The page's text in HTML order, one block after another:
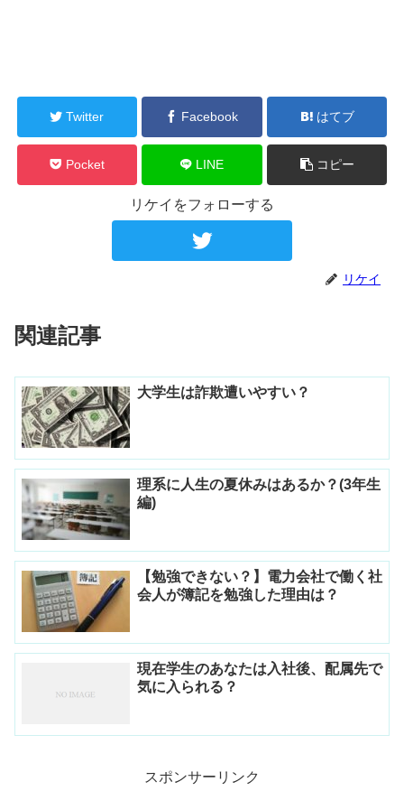
Twitter Facebook はてブ
Pocket LINE コピー
リケイをフォローする
リケイ
関連記事
大学生は詐欺遭いやすい？
理系に人生の夏休みはあるか？(3年生
編)
【勉強できない？】電力会社で働く社
会人が簿記を勉強した理由は？
現在学生のあなたは入社後、配属先で
気に入られる？
スポンサーリンク